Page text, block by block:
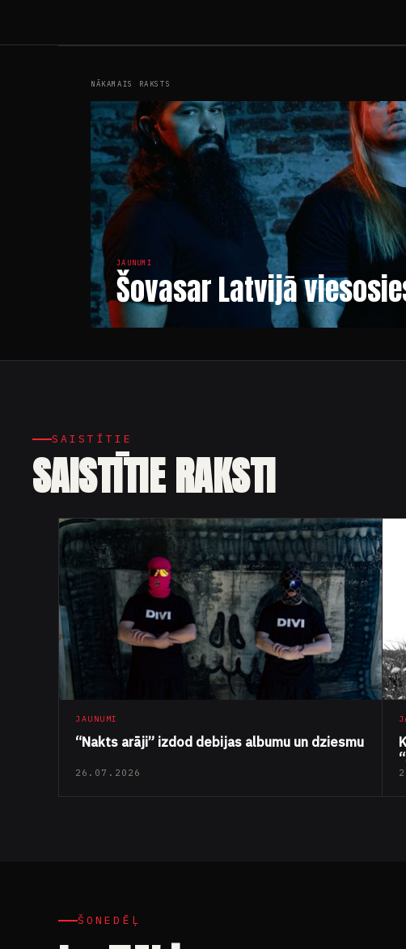
NĀKAMAIS RAKSTS
JAUNUMI
Šovasar Latvijā
SAISTĪTIE
SAISTĪTIE RAKSTI
JAUNUMI
“Nakts arāji” izdod debijas albumu un dziesmu
26.07.2026
ŠONEDĒĻ